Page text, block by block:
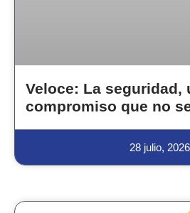
Veloce: La seguridad,
compromiso que no
28 julio, 2026